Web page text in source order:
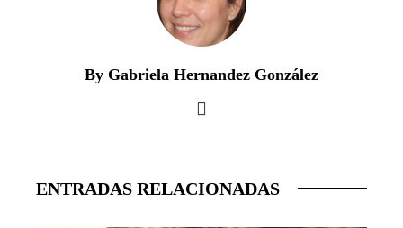
By Gabriela Hernandez González
ENTRADAS RELACIONADAS